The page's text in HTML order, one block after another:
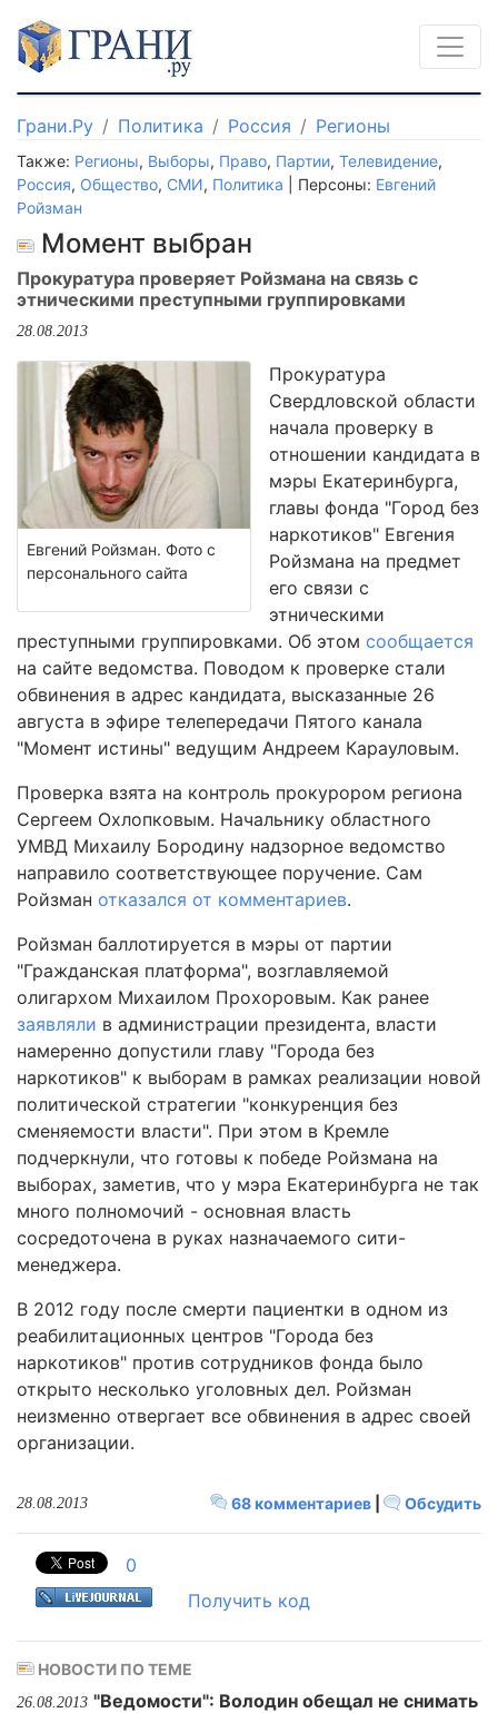
Грани.Ру Политика Россия Регионы
Также: Регионы, Выборы, Право, Партии, Телевидение,
Россия, Общество, СМИ, Политика | Персоны: Евгений
Ройзман
Момент выбран
Прокуратура проверяет Ройзмана на связь с
этническими преступными группировками
28.08.2013
Евгений Ройзман. Фото с
персонального сайта
Прокуратура
Свердловской области
начала проверку в
отношении кандидата в
мэры Екатеринбурга,
главы фонда "Город без
наркотиков" Евгения
Ройзмана на предмет
его связи с
этническими
преступными группировками. Об этом сообщается
на сайте ведомства. Поводом к проверке стали
обвинения в адрес кандидата, высказанные 26
августа в эфире телепередачи Пятого канала
"Момент истины" ведущим Андреем Карауловым.
Проверка взята на контроль прокурором региона
Сергеем Охлопковым. Начальнику областного
УМВД Михаилу Бородину надзорное ведомство
направило соответствующее поручение. Сам
Ройзман отказался от комментариев.
Ройзман баллотируется в мэры от партии
"Гражданская платформа", возглавляемой
олигархом Михаилом Прохоровым. Как ранее
заявляли в администрации президента, власти
намеренно допустили главу "Города без
наркотиков" к выборам в рамках реализации новой
политической стратегии "конкуренция без
сменяемости власти". При этом в Кремле
подчеркнули, что готовы к победе Ройзмана на
выборах, заметив, что у мэра Екатеринбурга не так
много полномочий - основная власть
сосредоточена в руках назначаемого сити-
менеджера.
В 2012 году после смерти пациентки в одном из
реабилитационных центров "Города без
наркотиков" против сотрудников фонда было
открыто несколько уголовных дел. Ройзман
неизменно отвергает все обвинения в адрес своей
организации.
68 комментариев Обсудить
28.08.2013
0
Получить код
НОВОСТИ ПО ТЕМЕ
26.08.2013 "Ведомости": Володин обещал не снимать